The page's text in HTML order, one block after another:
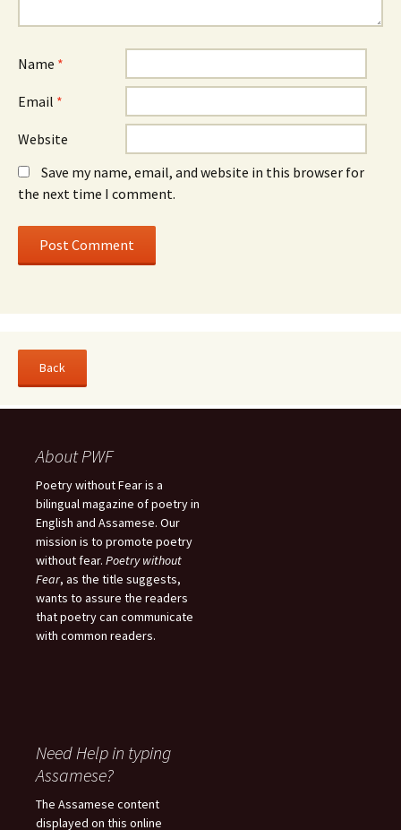
Name *
Email *
Website
Save my name, email, and website in this browser for
the next time I comment.
About PWF
Poetry without Fear is a
bilingual magazine of poetry in
English and Assamese. Our
mission is to promote poetry
without fear. Poetry without
Fear, as the title suggests,
wants to assure the readers
that poetry can communicate
with common readers.
Need Help in typing
Assamese?
The Assamese content
displayed on this online